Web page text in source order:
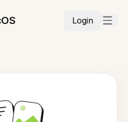
Login